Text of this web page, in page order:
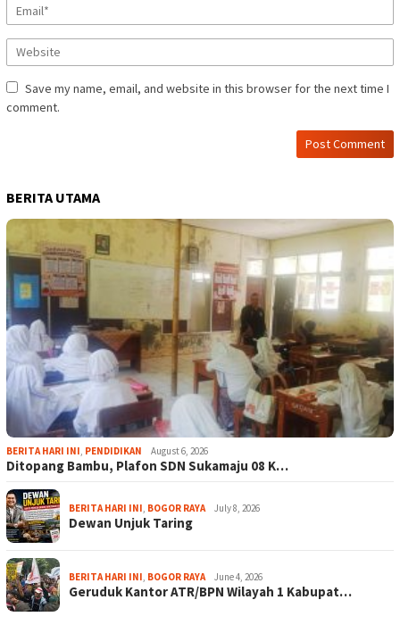
Save my name, email, and website in this browser for the next time I
comment.
BERITA UTAMA
BERITA HARI INI, PENDIDIKAN August 6, 2026
Ditopang Bambu, Plafon SDN Sukamaju 08 K…
BERITA HARI INI, BOGOR RAYA July 8, 2026
Dewan Unjuk Taring
BERITA HARI INI, BOGOR RAYA June 4, 2026
Geruduk Kantor ATR/BPN Wilayah 1 Kabupat…